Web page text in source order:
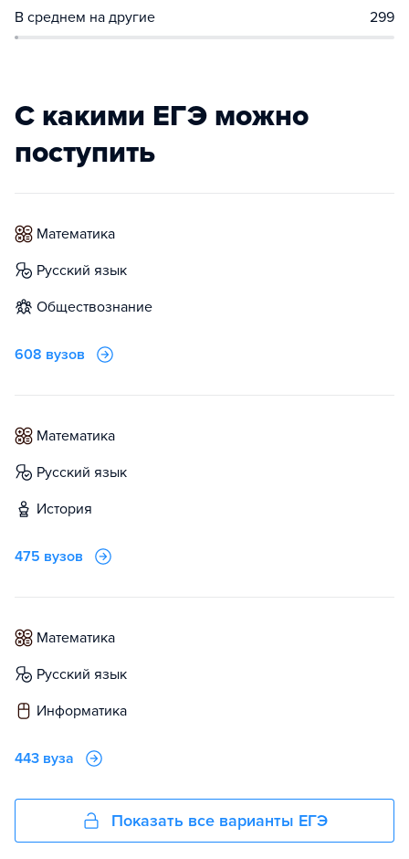
В среднем на другие 299
С какими ЕГЭ можно
поступить
математика
русский язык
обществознание
608 вузов
математика
русский язык
история
475 вузов
математика
русский язык
информатика
443 вуза
Показать все варианты ЕГЭ